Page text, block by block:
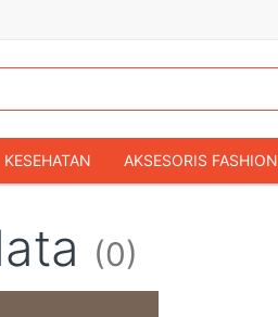
KESEHATAN AKSESORIS FASHION
GAMING & KONSOL
MOTOR BUKU & MAJALAH
(0)